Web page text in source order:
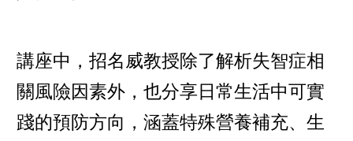
講座中，招名威教授除了解析失智症相
關風險因素外，也分享日常生活中可實
踐的預防方向，涵蓋特殊營養補充、生